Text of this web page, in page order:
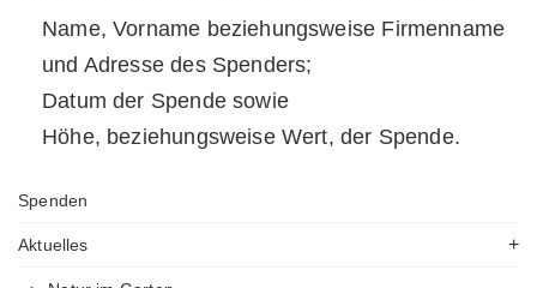
Name, Vorname beziehungsweise Firmenname
und Adresse des Spenders;
Datum der Spende sowie
Höhe, beziehungsweise Wert, der Spende.
Spenden
Aktuelles